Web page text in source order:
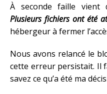
À seconde faille vient
Plusieurs fichiers ont été
hébergeur à fermer
Nous avons relancé le
cette erreur persistait. Il
savez ce qu’a été ma